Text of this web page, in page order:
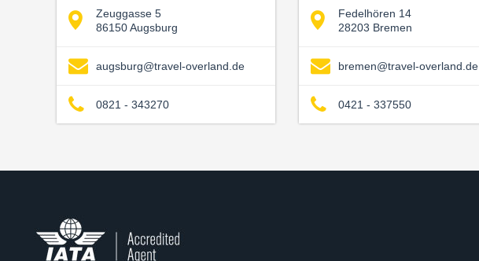
Zeuggasse 5
86150 Augsburg
augsburg@travel-overland.de
0821 - 343270
Fedelhören 14
28203 Bremen
bremen@travel-overland.de
0421 - 337550